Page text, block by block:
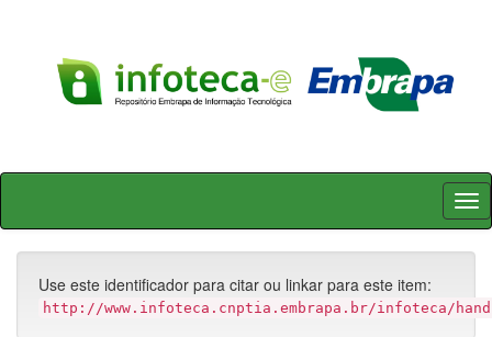
Skip
Use este identificador para citar ou linkar para este item:
http://www.infoteca.cnptia.embrapa.br/infoteca/